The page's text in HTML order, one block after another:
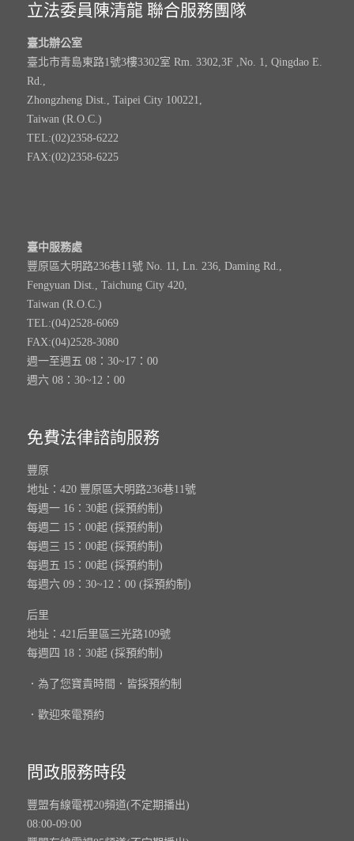
立法委員陳清龍 聯合服務團隊
臺北辦公室
臺北市青島東路1號3樓3302室 Rm. 3302,3F ,No. 1, Qingdao E.
Rd.,
Zhongzheng Dist., Taipei City 100221,
Taiwan (R.O.C.)
TEL:(02)2358-6222
FAX:(02)2358-6225
臺中服務處
豐原區大明路236巷11號 No. 11, Ln. 236, Daming Rd.,
Fengyuan Dist., Taichung City 420,
Taiwan (R.O.C.)
TEL:(04)2528-6069
FAX:(04)2528-3080
週一至週五 08：30~17：00
週六 08：30~12：00
免費法律諮詢服務
豐原
地址：420 豐原區大明路236巷11號
每週一 16：30起 (採預約制)
每週二 15：00起 (採預約制)
每週三 15：00起 (採預約制)
每週五 15：00起 (採預約制)
每週六 09：30~12：00 (採預約制)
后里
地址：421后里區三光路109號
每週四 18：30起 (採預約制)
．為了您寶貴時間．皆採預約制
．歡迎來電預約
問政服務時段
豐盟有線電視20頻道(不定期播出)
08:00-09:00